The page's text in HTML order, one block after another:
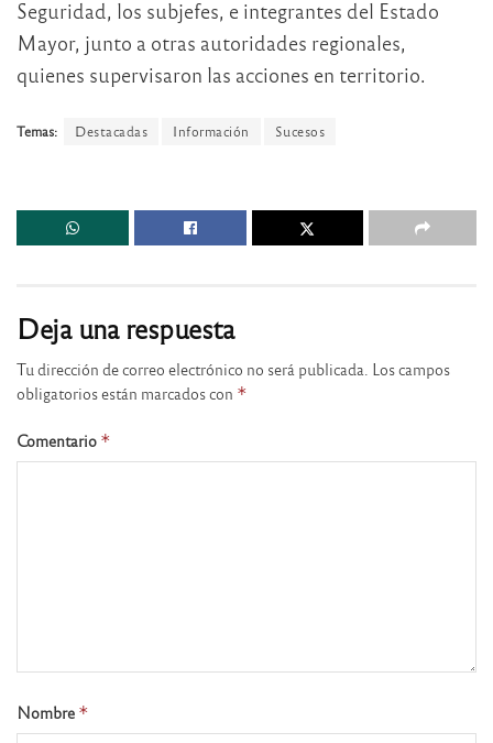
Seguridad, los subjefes, e integrantes del Estado
Mayor, junto a otras autoridades regionales,
quienes supervisaron las acciones en territorio.
Temas: Destacadas Información Sucesos
Deja una respuesta
Tu dirección de correo electrónico no será publicada. Los campos
obligatorios están marcados con *
Comentario *
Nombre *